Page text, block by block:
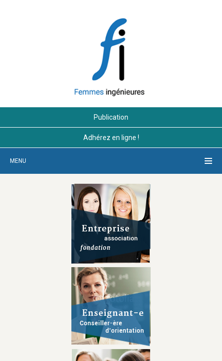
Publication
Adhérez en ligne !
MENU